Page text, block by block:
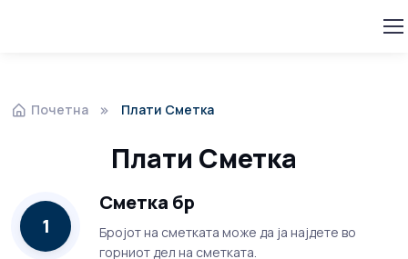
Почетна Плати Сметка
Плати Сметка
1
Сметка бр
Бројот на сметката може да ја најдете во
горниот дел на сметката.